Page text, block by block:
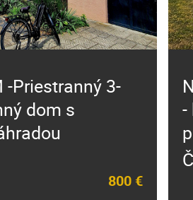
-Priestranný 3-
dom s
800 €
-